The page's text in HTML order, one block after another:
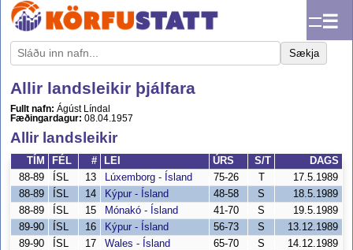
☰
Sækja
Allir landsleikir þjálfara
Fullt nafn: Ágúst Líndal
Fæðingardagur: 08.04.1957
Allir landsleikir
TÍM FÉL # LEI ÚRS S/T
DAGS
88-89
ÍSL 13 Lúxemborg - Ísland 75-26
17.5.1989
88-89
ÍSL 14 Kýpur - Ísland 48-58 S
18.5.1989
88-89
ÍSL 15 Mónakó - Ísland 41-70 S
19.5.1989
89-90
ÍSL 16 Kýpur - Ísland 56-73 S
13.12.1989
89-90
ÍSL 17 Wales - Ísland 65-70 S
14.12.1989